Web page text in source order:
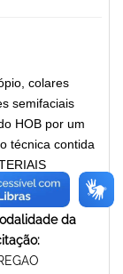
colares
semifaciais
HOB por um
técnica contida
da